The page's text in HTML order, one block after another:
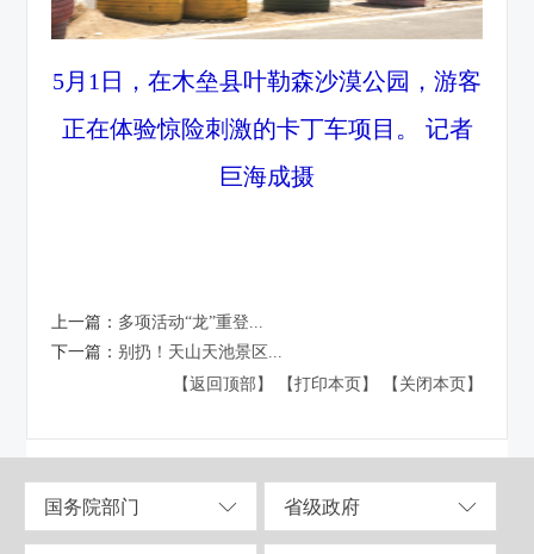
5月1日，在木垒县叶勒森沙漠公园，游客
正在体验惊险刺激的卡丁车项目。 记者
巨海成摄
上一篇： 多项活动“龙”重登...
下一篇：别扔！天山天池景区...
【返回顶部】
【打印本页】 【关闭本页】
国务院部门 省级政府